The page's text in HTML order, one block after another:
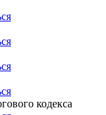
кодекса